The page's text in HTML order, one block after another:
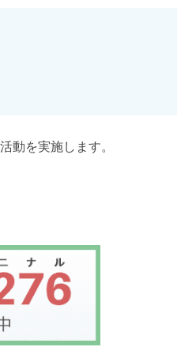
動を実施します。